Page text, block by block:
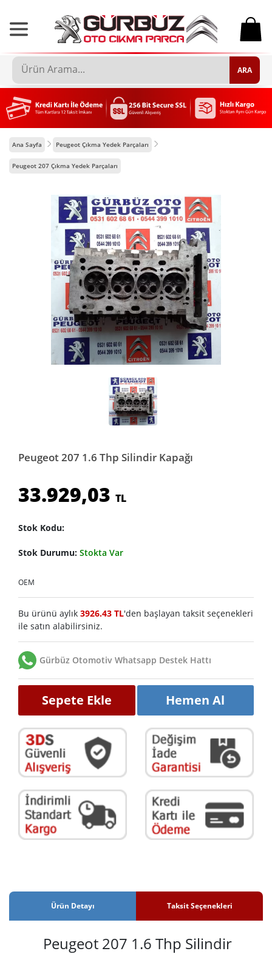
0
ARA
Ana Sayfa Peugeot Çıkma Yedek Parçaları
Peugeot 207 Çıkma Yedek Parçaları
Peugeot 207 1.6 Thp Silindir Kapağı
33.929,03 TL
Stok Kodu:
Stok Durumu: Stokta Var
OEM
Bu ürünü aylık 3926.43 TL'den başlayan taksit seçenekleri
ile satın alabilirsiniz.
Gürbüz Otomotiv Whatsapp Destek Hattı
Sepete Ekle Hemen Al
Ürün Detayı Taksit Seçenekleri
Peugeot 207 1.6 Thp Silindir